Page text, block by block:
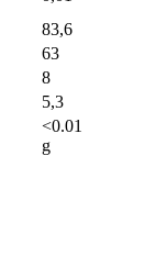
83,6
63
8
5,3
<0.01
g